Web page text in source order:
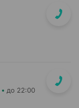
до 22:00